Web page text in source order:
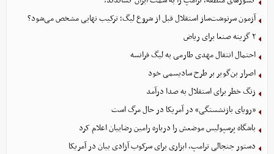
آزمون سرنوشت‌ساز استقلال قبل از شروع لیگ؛ ترکیب نهایی مشخص می‌شود؟
۲ گزینه صنعا برای ریاض
احتمال انتقال مهدی طارمی به لیگ فرانسه
اصرار بن‌گویر بر طرح سادیسمی خود
زنگ خطر برای استقلال به صدا درآمد
«رویای بازنشستگی» در آمریکا در حال مرگ است
باشگاه پرسپولیس موضعش را درباره رامین رضاییان اعلام کرد
دستور جنجالی ترامپ، ابزاری برای سرکوب آزادی بیان در آمریکا